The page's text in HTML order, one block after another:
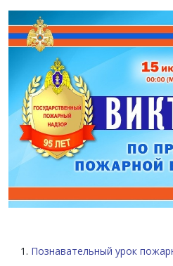
Познавательный урок